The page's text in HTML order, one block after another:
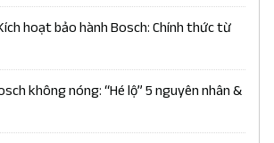
hoạt bảo hành Bosch: Chính thức từ
không nóng: “Hé lộ” 5 nguyên nhân &